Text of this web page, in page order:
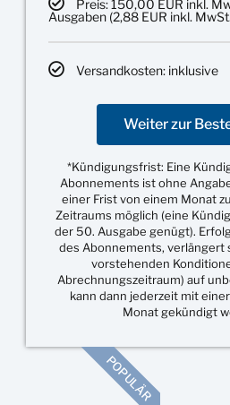
Preis: 150,00 EUR inkl.
Ausgaben (2,88 EUR inkl.
Versandkosten: inklusive
Weiter zur
*Kündigungsfrist: Eine
Abonnements ist ohne
einer Frist von einem Monat
Zeitraums möglich (eine
der 50. Ausgabe genügt).
des Abonnements, verlängert
vorstehenden
Abrechnungszeitraum) auf
kann dann jederzeit mit
Monat gekündigt
POPULÄR